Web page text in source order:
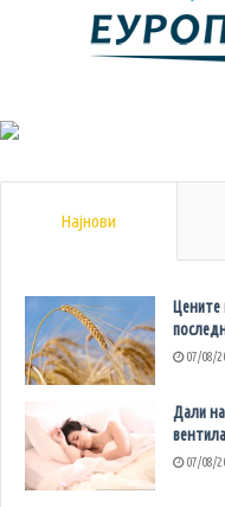
Најнови
Цените
07/08/
Дали
07/08/